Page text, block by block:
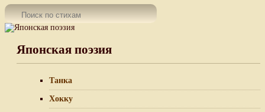
Японская поэзия
Танка
Хокку